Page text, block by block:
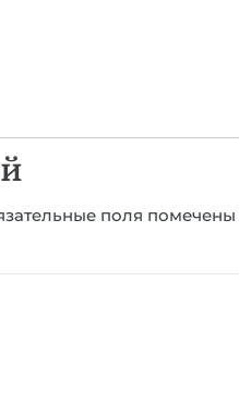
поля помечены